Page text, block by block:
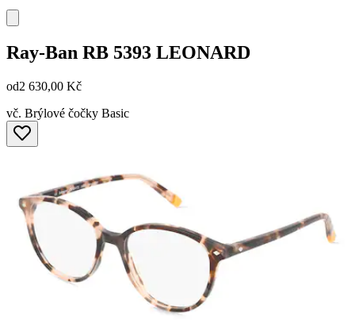
Ray-Ban RB 5393 LEONARD
od2 630,00 Kč
vč. Brýlové čočky Basic